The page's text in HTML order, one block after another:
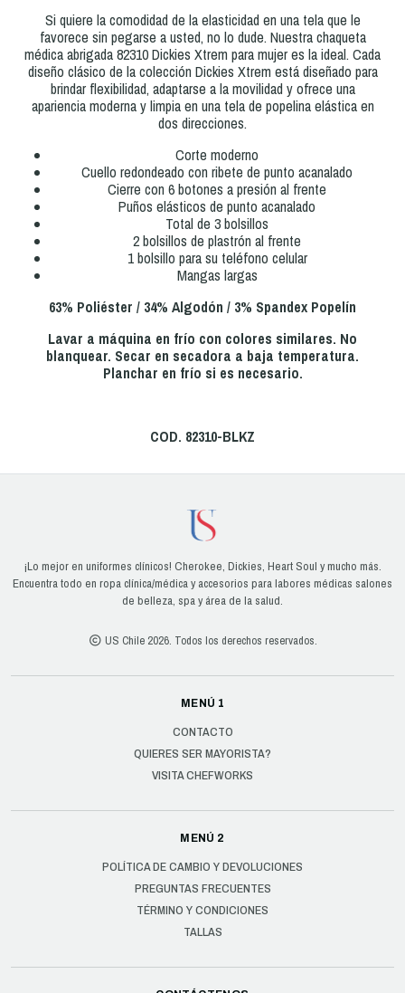
Si quiere la comodidad de la elasticidad en una tela que le
favorece sin pegarse a usted, no lo dude. Nuestra chaqueta
médica abrigada 82310 Dickies Xtrem para mujer es la ideal. Cada
diseño clásico de la colección Dickies Xtrem está diseñado para
brindar flexibilidad, adaptarse a la movilidad y ofrece una
apariencia moderna y limpia en una tela de popelina elástica en
dos direcciones.
Corte moderno
Cuello redondeado con ribete de punto acanalado
Cierre con 6 botones a presión al frente
Puños elásticos de punto acanalado
Total de 3 bolsillos
2 bolsillos de plastrón al frente
1 bolsillo para su teléfono celular
Mangas largas
63% Poliéster / 34% Algodón / 3% Spandex Popelín
Lavar a máquina en frío con colores similares. No
blanquear. Secar en secadora a baja temperatura.
Planchar en frío si es necesario.
COD. 82310-BLKZ
¡Lo mejor en uniformes clínicos! Cherokee, Dickies, Heart Soul y mucho más.
Encuentra todo en ropa clínica/médica y accesorios para labores médicas salones
de belleza, spa y área de la salud.
US Chile 2026. Todos los derechos reservados.
MENÚ 1
CONTACTO
QUIERES SER MAYORISTA?
VISITA CHEFWORKS
MENÚ 2
POLÍTICA DE CAMBIO Y DEVOLUCIONES
PREGUNTAS FRECUENTES
TÉRMINO Y CONDICIONES
TALLAS